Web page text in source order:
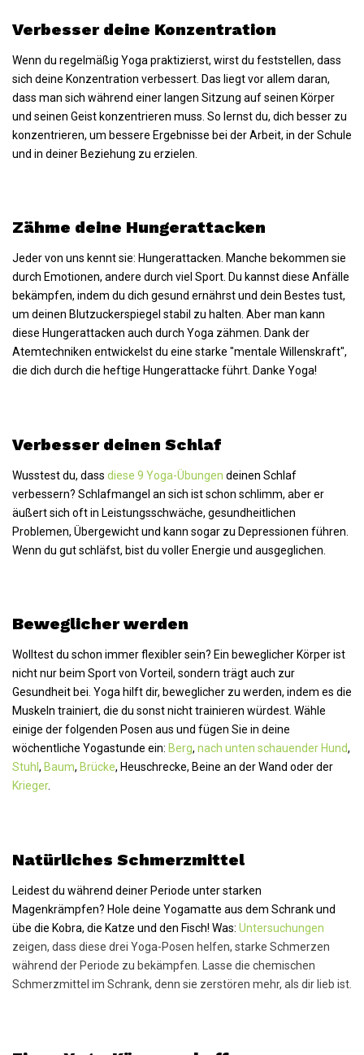
Verbesser deine Konzentration
Wenn du regelmäßig Yoga praktizierst, wirst du feststellen, dass
sich deine Konzentration verbessert. Das liegt vor allem daran,
dass man sich während einer langen Sitzung auf seinen Körper
und seinen Geist konzentrieren muss. So lernst du, dich besser zu
konzentrieren, um bessere Ergebnisse bei der Arbeit, in der Schule
und in deiner Beziehung zu erzielen.
Zähme deine Hungerattacken
Jeder von uns kennt sie: Hungerattacken. Manche bekommen sie
durch Emotionen, andere durch viel Sport. Du kannst diese Anfälle
bekämpfen, indem du dich gesund ernährst und dein Bestes tust,
um deinen Blutzuckerspiegel stabil zu halten. Aber man kann
diese Hungerattacken auch durch Yoga zähmen. Dank der
Atemtechniken entwickelst du eine starke "mentale Willenskraft",
die dich durch die heftige Hungerattacke führt. Danke Yoga!
Verbesser deinen Schlaf
Wusstest du, dass diese 9 Yoga-Übungen deinen Schlaf
verbessern? Schlafmangel an sich ist schon schlimm, aber er
äußert sich oft in Leistungsschwäche, gesundheitlichen
Problemen, Übergewicht und kann sogar zu Depressionen führen.
Wenn du gut schläfst, bist du voller Energie und ausgeglichen.
Beweglicher werden
Wolltest du schon immer flexibler sein? Ein beweglicher Körper ist
nicht nur beim Sport von Vorteil, sondern trägt auch zur
Gesundheit bei. Yoga hilft dir, beweglicher zu werden, indem es die
Muskeln trainiert, die du sonst nicht trainieren würdest. Wähle
einige der folgenden Posen aus und fügen Sie in deine
wöchentliche Yogastunde ein: Berg, nach unten schauender Hund,
Stuhl , Baum, Brücke, Heuschrecke, Beine an der Wand oder der
Krieger.
Natürliches Schmerzmittel
Leidest du während deiner Periode unter starken
Magenkrämpfen? Hole deine Yogamatte aus dem Schrank und
übe die Kobra, die Katze und den Fisch! Was: Untersuchungen
zeigen, dass diese drei Yoga-Posen helfen, starke Schmerzen
während der Periode zu bekämpfen. Lasse die chemischen
Schmerzmittel im Schrank, denn sie zerstören mehr, als dir lieb ist.